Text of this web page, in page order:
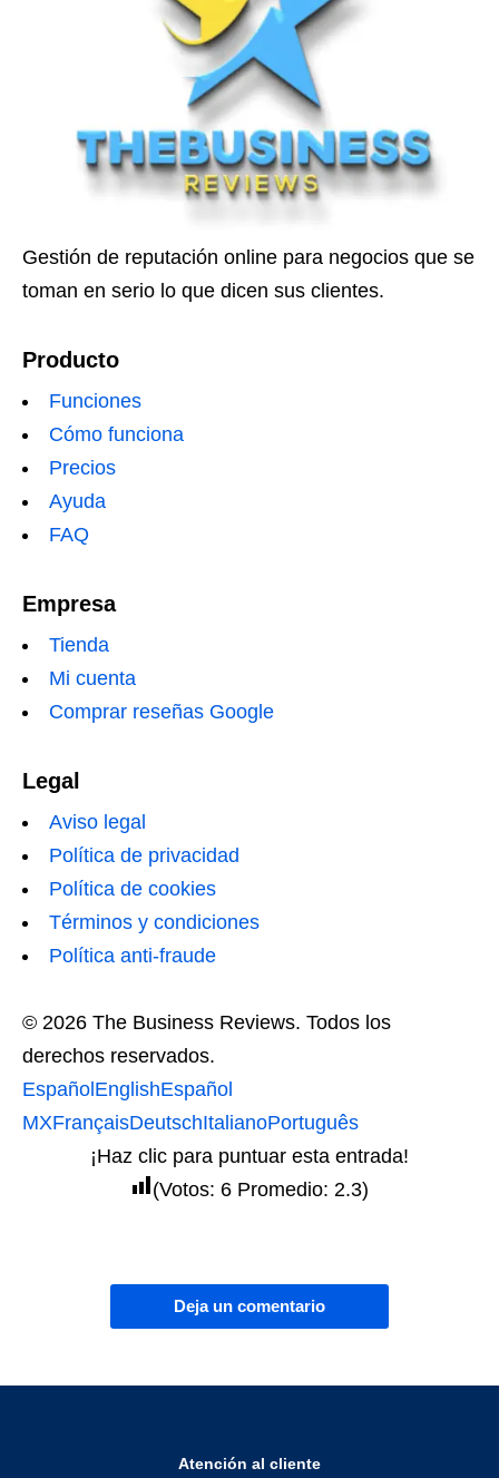
Gestión de reputación online para negocios que se
toman en serio lo que dicen sus clientes.
Producto
Funciones
Cómo funciona
Precios
Ayuda
FAQ
Empresa
Tienda
Mi cuenta
Comprar reseñas Google
Legal
Aviso legal
Política de privacidad
Política de cookies
Términos y condiciones
Política anti-fraude
© 2026 The Business Reviews. Todos los
derechos reservados.
Español EnglishEspañol
MXFrançaisDeutschItalianoPortuguês
¡Haz clic para puntuar esta entrada!
(Votos: 6 Promedio: 2.3)
Deja un comentario
Atención al cliente